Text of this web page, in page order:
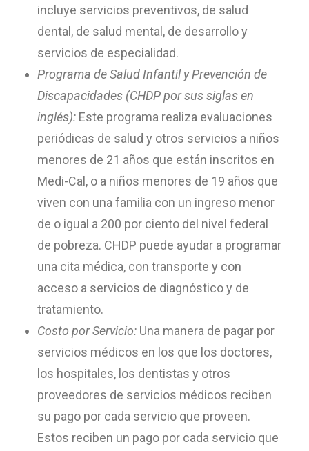
incluye servicios preventivos, de salud
dental, de salud mental, de desarrollo y
servicios de especialidad.
Programa de Salud Infantil y Prevención de
Discapacidades (CHDP por sus siglas en
inglés): Este programa realiza evaluaciones
periódicas de salud y otros servicios a niños
menores de 21 años que están inscritos en
Medi-Cal, o a niños menores de 19 años que
viven con una familia con un ingreso menor
de o igual a 200 por ciento del nivel federal
de pobreza. CHDP puede ayudar a programar
una cita médica, con transporte y con
acceso a servicios de diagnóstico y de
tratamiento.
Costo por Servicio: Una manera de pagar por
servicios médicos en los que los doctores,
los hospitales, los dentistas y otros
proveedores de servicios médicos reciben
su pago por cada servicio que proveen.
Estos reciben un pago por cada servicio que